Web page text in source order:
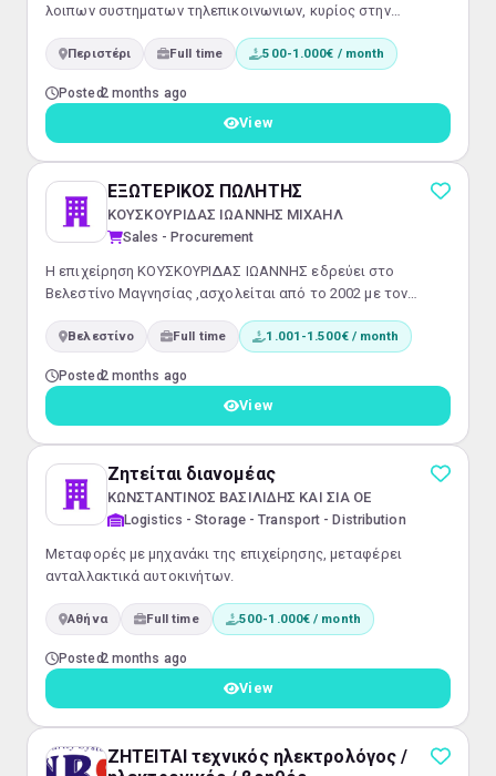
λοιπων συστηματων τηλεπικοινωνιων, κυρίος στην
Περιστέρι Full time 500-1.000€ / month
Posted2 months ago
View
ΕΞΩΤΕΡΙΚΟΣ ΠΩΛΗΤΗΣ
ΚΟΥΣΚΟΥΡΙΔΑΣ ΙΩΑΝΝΗΣ ΜΙΧΑΗΛ
Sales - Procurement
Η επιχείρηση ΚΟΥΣΚΟΥΡΙΔΑΣ ΙΩΑΝΝΗΣ εδρεύει στο
Βελεστίνο Μαγνησίας ,ασχολείται από το 2002 με τον
πλαίσιο ανάπτυξής της ζητά: Πωλητή Προφίλ ιδανικού
διαπραγμάτευσης Άνεση στην επικοινωνία και τις
ανθρώπινες σχέσεις Απαιτείται Εργατικότητα και
συνέπεια Ερασιτεχνικό δίπλωμα οδήγησης Καθήκοντα
Ανάπτυ...
Βελεστίνο Full time 1.001-1.500€ / month
Posted2 months ago
View
Ζητείται διανομέας
ΚΩΝΣΤΑΝΤΙΝΟΣ ΒΑΣΙΛΙΔΗΣ ΚΑΙ ΣΙΑ ΟΕ
Logistics - Storage - Transport - Distribution
Μεταφορές με μηχανάκι της επιχείρησης, μεταφέρει
ανταλλακτικά αυτοκινήτων.
Αθήνα Full time 500-1.000€ / month
Posted2 months ago
View
ΖΗΤΕΙΤΑΙ τεχνικός ηλεκτρολόγος /